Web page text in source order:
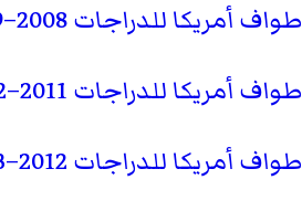
طواف أمريكا للدراجات 2008–09
طواف أمريكا للدراجات 2011–12
طواف أمريكا للدراجات 2012–13